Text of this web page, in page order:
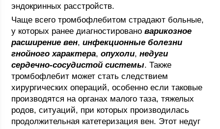
эндокринных расстройств.
Чаще всего тромбофлебитом страдают больные,
у которых ранее диагностировановарикозное
расширение вен,инфекционные болезни
гнойного характера,опухоли,недуги
сердечно-сосудистой системы. Также
тромбофлебит может стать следствием
хирургических операций, особенно если таковые
производятся на органах малого таза, тяжелых
родов, ситуаций, при которых производилась
продолжительная катетеризация вен. Этот недуг